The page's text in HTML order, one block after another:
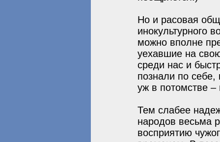
Но и расовая
инокультурного
можно вполне
уехавшие на
среди нас и
познали по себе,
уж в потомстве –
Тем слабее
народов весьма
восприятию